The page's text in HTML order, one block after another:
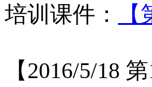
培训课件：
【2016/5/18 第